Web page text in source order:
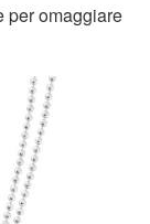
per omaggiare